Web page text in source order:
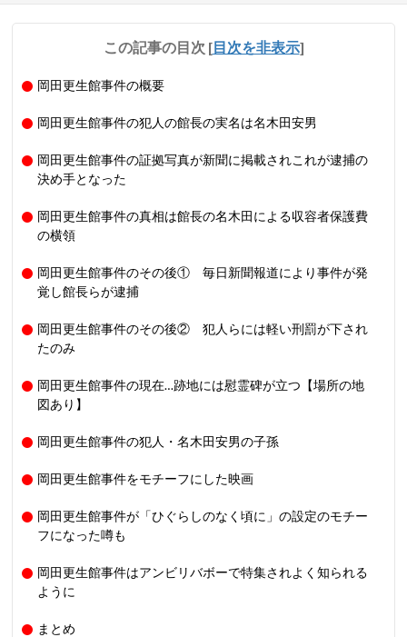
この記事の目次 [目次を非表示]
岡田更生館事件の概要
岡田更生館事件の犯人の館長の実名は名木田安男
岡田更生館事件の証拠写真が新聞に掲載されこれが逮捕の
決め手となった
岡田更生館事件の真相は館長の名木田による収容者保護費
の横領
岡田更生館事件のその後① 毎日新聞報道により事件が発
覚し館長らが逮捕
岡田更生館事件のその後② 犯人らには軽い刑罰が下され
たのみ
岡田更生館事件の現在…跡地には慰霊碑が立つ【場所の地
図あり】
岡田更生館事件の犯人・名木田安男の子孫
岡田更生館事件をモチーフにした映画
岡田更生館事件が「ひぐらしのなく頃に」の設定のモチー
フになった噂も
岡田更生館事件はアンビリバボーで特集されよく知られる
ように
まとめ